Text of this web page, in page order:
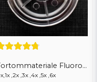
Fortommateriale Fluorocarbon
,2x ,3x ,4x ,5x ,6x